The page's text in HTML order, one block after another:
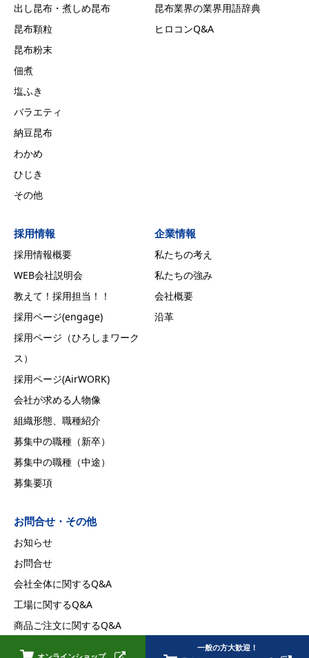
一般の方大歓迎！
出し昆布・煮しめ昆布
昆布顆粒
昆布粉末
佃煮
塩ふき
バラエティ
納豆昆布
わかめ
ひじき
その他
昆布業界の業界用語辞典
ヒロコンQ&A
採用情報
採用情報概要
WEB会社説明会
教えて！採用担当！！
採用ページ(engage)
採用ページ（ひろしまワーク
ス）
採用ページ(AirWORK)
会社が求める人物像
組織形態、職種紹介
募集中の職種（新卒）
募集中の職種（中途）
募集要項
企業情報
私たちの考え
私たちの強み
会社概要
沿革
お問合せ・その他
お知らせ
お問合せ
会社全体に関するQ&A
工場に関するQ&A
商品ご注文に関するQ&A